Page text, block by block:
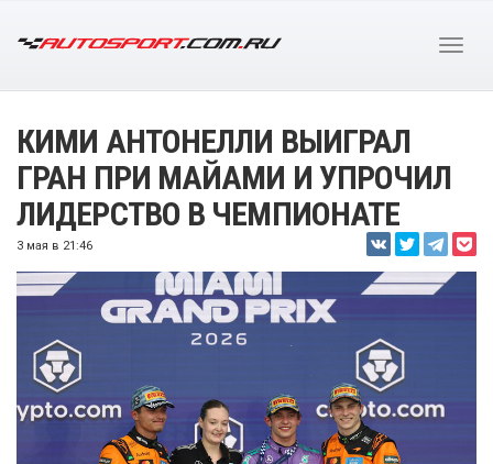
КИМИ АНТОНЕЛЛИ ВЫИГРАЛ
ГРАН ПРИ МАЙАМИ И УПРОЧИЛ
ЛИДЕРСТВО В ЧЕМПИОНАТЕ
3 мая в 21:46